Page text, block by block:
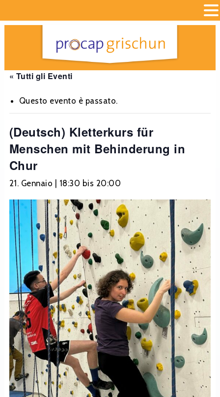
« Tutti gli Eventi
Questo evento è passato.
(Deutsch) Kletterkurs für
Menschen mit Behinderung in
Chur
21. Gennaio | 18:30 bis 20:00